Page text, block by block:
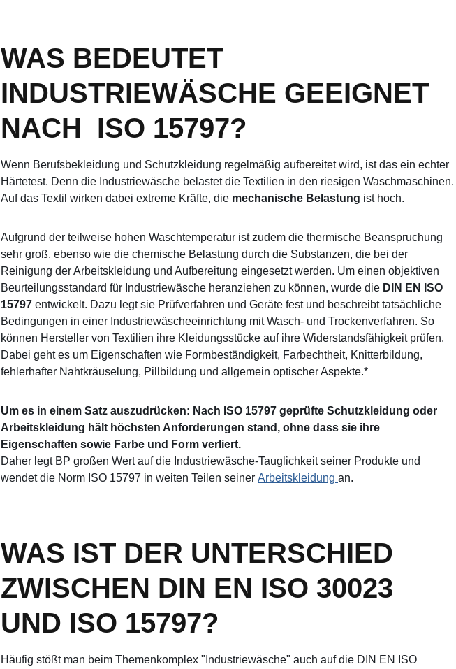
WAS BEDEUTET
INDUSTRIEWÄSCHE GEEIGNET
NACH ISO 15797?
Wenn Berufsbekleidung und Schutzkleidung regelmäßig aufbereitet wird, ist das ein echter
Härtetest. Denn die Industriewäsche belastet die Textilien in den riesigen Waschmaschinen.
Auf das Textil wirken dabei extreme Kräfte, die mechanische Belastung ist hoch.
Aufgrund der teilweise hohen Waschtemperatur ist zudem die thermische Beanspruchung
sehr groß, ebenso wie die chemische Belastung durch die Substanzen, die bei der
Reinigung der Arbeitskleidung und Aufbereitung eingesetzt werden. Um einen objektiven
Beurteilungsstandard für Industriewäsche heranziehen zu können, wurde die DIN EN ISO
15797 entwickelt. Dazu legt sie Prüfverfahren und Geräte fest und beschreibt tatsächliche
Bedingungen in einer Industriewäscheeinrichtung mit Wasch- und Trockenverfahren. So
können Hersteller von Textilien ihre Kleidungsstücke auf ihre Widerstandsfähigkeit prüfen.
Dabei geht es um Eigenschaften wie Formbeständigkeit, Farbechtheit, Knitterbildung,
fehlerhafter Nahtkräuselung, Pillbildung und allgemein optischer Aspekte.*
Um es in einem Satz auszudrücken: Nach ISO 15797 geprüfte Schutzkleidung oder
Arbeitskleidung hält höchsten Anforderungen stand, ohne dass sie ihre
Eigenschaften sowie Farbe und Form verliert.
Daher legt BP großen Wert auf die Industriewäsche-Tauglichkeit seiner Produkte und
wendet die Norm ISO 15797 in weiten Teilen seiner Arbeitskleidung an.
WAS IST DER UNTERSCHIED
ZWISCHEN DIN EN ISO 30023
UND ISO 15797?
Häufig stößt man beim Themenkomplex "Industriewäsche" auch auf die DIN EN ISO